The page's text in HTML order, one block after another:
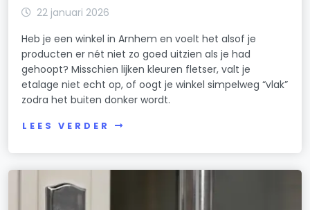
22 januari 2026
Heb je een winkel in Arnhem en voelt het alsof je
producten er nét niet zo goed uitzien als je had
gehoopt? Misschien lijken kleuren fletser, valt je
etalage niet echt op, of oogt je winkel simpelweg “vlak”
zodra het buiten donker wordt.
LEES VERDER